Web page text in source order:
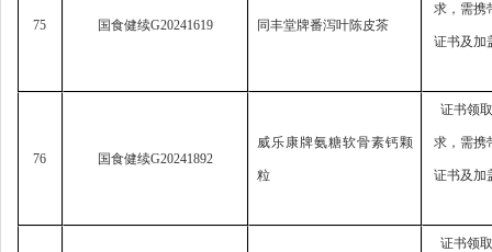
75 国食健续G20241619 同丰堂牌番泻叶陈皮茶
求， 需携
证书及加
76 国食健续G20241892
威乐康牌氨糖软骨素钙颗
粒
证书领
求， 需携
证书及加
证书领